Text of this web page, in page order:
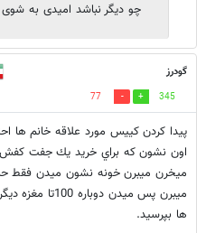
چو دیگر نباشد امیدی به
گودرز
345
77
ميخرن ميبرن خونه نشون ميدن فقط
ميبرن پس ميدن
ها بپرسيد.